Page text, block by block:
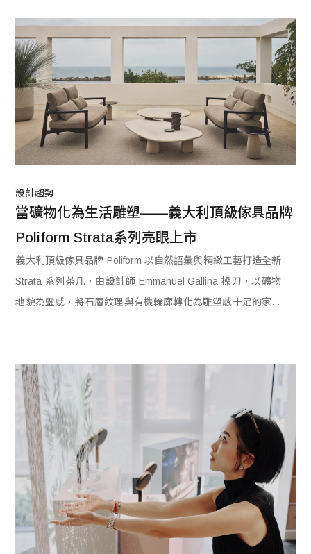
設計趨勢
當礦物化為生活雕塑——義大利頂級傢具品牌
Poliform Strata系列亮眼上市
義大利頂級傢具品牌 Poliform 以自然語彙與精緻工藝打造全新
Strata 系列茶几，由設計師 Emmanuel Gallina 操刀，以礦物
地貌為靈感，將石層紋理與有機輪廓轉化為雕塑感十足的家具